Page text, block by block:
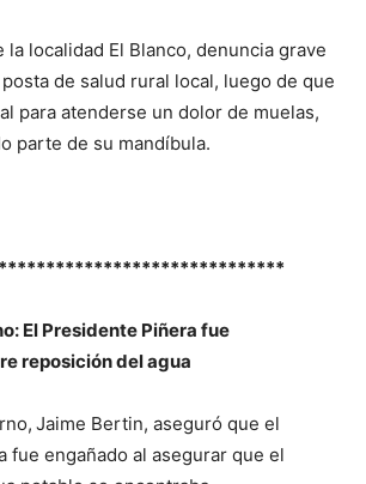
la localidad El Blanco, denuncia grave
de salud rural local, luego de que
para atenderse un dolor de muelas,
parte de su mandíbula.
El Presidente Piñera fue
reposición del agua
Jaime Bertin, aseguró que el
fue engañado al asegurar que el